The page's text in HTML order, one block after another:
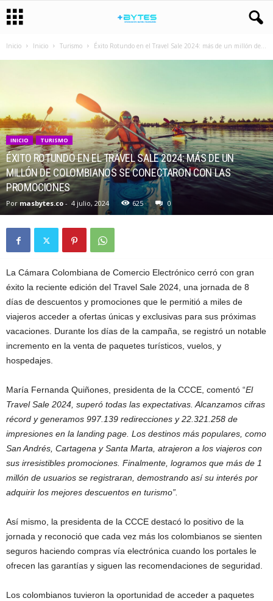
Inicio Inicio Turismo Éxito Rotundo en el Travel Sale 2024: más de un millón de...
INICIO TURISMO
ÉXITO ROTUNDO EN EL TRAVEL SALE 2024: MÁS DE UN
MILLÓN DE COLOMBIANOS SE CONECTARON CON LAS
PROMOCIONES
Por masbytes.co - 4 julio, 2024 625 0
La Cámara Colombiana de Comercio Electrónico cerró con gran
éxito la reciente edición del Travel Sale 2024, una jornada de 8
días de descuentos y promociones que le permitió a miles de
viajeros acceder a ofertas únicas y exclusivas para sus próximas
vacaciones. Durante los días de la campaña, se registró un notable
incremento en la venta de paquetes turísticos, vuelos, y
hospedajes.
María Fernanda Quiñones, presidenta de la CCCE, comentó “El
Travel Sale 2024, superó todas las expectativas. Alcanzamos cifras
récord y generamos 997.139 redirecciones y 22.321.258 de
impresiones en la landing page. Los destinos más populares, como
San Andrés, Cartagena y Santa Marta, atrajeron a los viajeros con
sus irresistibles promociones. Finalmente, logramos que más de 1
millón de usuarios se registraran, demostrando así su interés por
adquirir los mejores descuentos en turismo”.
Así mismo, la presidenta de la CCCE destacó lo positivo de la
jornada y reconoció que cada vez más los colombianos se sienten
seguros haciendo compras vía electrónica cuando los portales le
ofrecen las garantías y siguen las recomendaciones de seguridad.
Los colombianos tuvieron la oportunidad de acceder a paquetes